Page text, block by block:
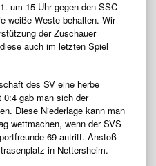
um 15 Uhr gegen den SSC
weiße Weste behalten. Wir
der Zuschauer
auch im letzten Spiel
des SV eine herbe
0:4 gab man sich der
Diese Niederlage kann man
wettmachen, wenn der SVS
69 antritt. Anstoß
in Nettersheim.